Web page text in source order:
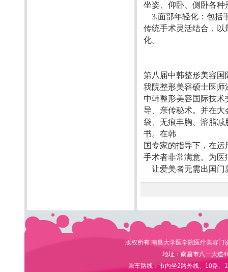
坐姿、仰卧、侧卧各
3.面部年轻化：包括
传统手术灵活结合，
化。
第八届中韩整形美容国
我院整形美容硕士医师
中韩整形美容国际技
导、亲传秘术。并在
袋、无痕丰胸、溶脂
书。在韩
国专家的指导下，在
手术者非常满意。为
让爱美者无需出国门
版权所有 南昌大学医学院医疗美容
地址：南昌市八一大道
乘车路线：市内坐2路外线、10路